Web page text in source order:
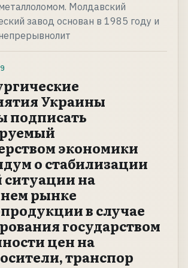
Молдавский
завод основан в 1985 году и
Украины
подписать
экономики
о стабилизации
ситуации на
рынке
в случае
государством
цен на
транспор